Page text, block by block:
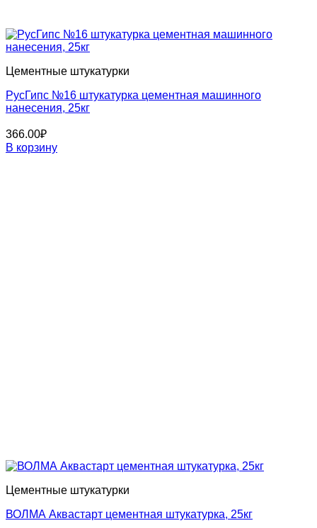
Цементные штукатурки
РусГипс №16 штукатурка цементная машинного
нанесения, 25кг
366.00₽
В корзину
Цементные штукатурки
ВОЛМА Аквастарт цементная штукатурка, 25кг